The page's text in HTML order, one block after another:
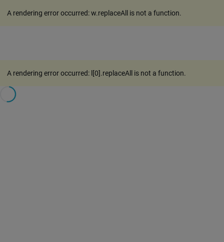
A rendering error occurred:w.replaceAll is not a function.
A rendering error occurred: l[0].replaceAll is not a function.